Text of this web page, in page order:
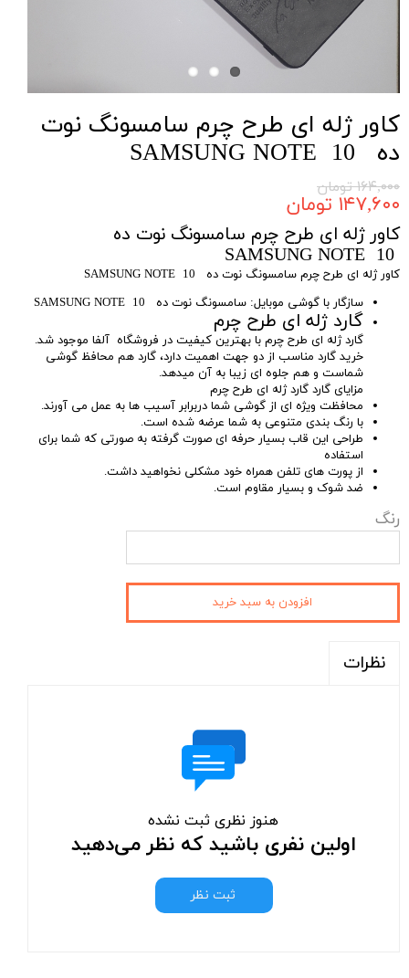
کاور ژله ای طرح چرم سامسونگ نوت
ده SAMSUNG NOTE 10
۱۶۴,۰۰۰ تومان
۱۴۷,۶۰۰ تومان
کاور ژله ای طرح چرم سامسونگ نوت ده
کاور ژله ای طرح چرم سامسونگ نوت ده SAMSUNG NOTE 10
سازگار با گوشی موبایل: سامسونگ نوت ده SAMSUNG NOTE 10
گارد ژله ای طرح چرم
گارد ژله ای طرح چرم با بهترین کیفیت در فروشگاه آلفا موجود شد.
خرید گارد مناسب از دو جهت اهمیت دارد، گارد هم محافظ گوشی
شماست و هم جلوه ای زیبا به آن میدهد.
مزایای گارد گارد ژله ای طرح چرم
محافظت ویژه ای از گوشی شما دربرابر آسیب ها به عمل می آورند.
با رنگ بندی متنوعی به شما عرضه شده است.
طراحی این قاب بسیار حرفه ای صورت گرفته به صورتی که شما برای
استفاده
از پورت های تلفن همراه خود مشکلی نخواهید داشت.
ضد شوک و بسیار مقاوم است.
رنگ
افزودن به سبد خرید
نظرات
هنوز نظری ثبت نشده
اولین نفری باشید که نظر می‌دهید
ثبت نظر